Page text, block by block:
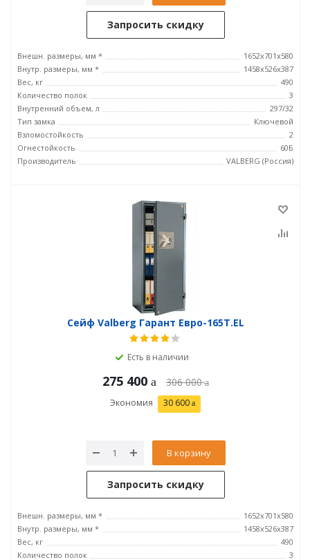
Запросить скидку
Внешн. размеры, мм *
1652x701x580
Внутр. размеры, мм *
1458х526х387
Вес, кг
490
Количество полок
3
Внутренний объем, л
297/32
Тип замка
Ключевой
Взломостойкость
2
Огнестойкость
60Б
Производитель
VALBERG (Россия)
Сейф Valberg Гарант Евро-165Т.EL
Есть в наличии
275 400 306 000
Экономия 30 600
В корзину
Запросить скидку
Внешн. размеры, мм *
1652x701x580
Внутр. размеры, мм *
1458х526х387
Вес, кг
490
Количество полок
3